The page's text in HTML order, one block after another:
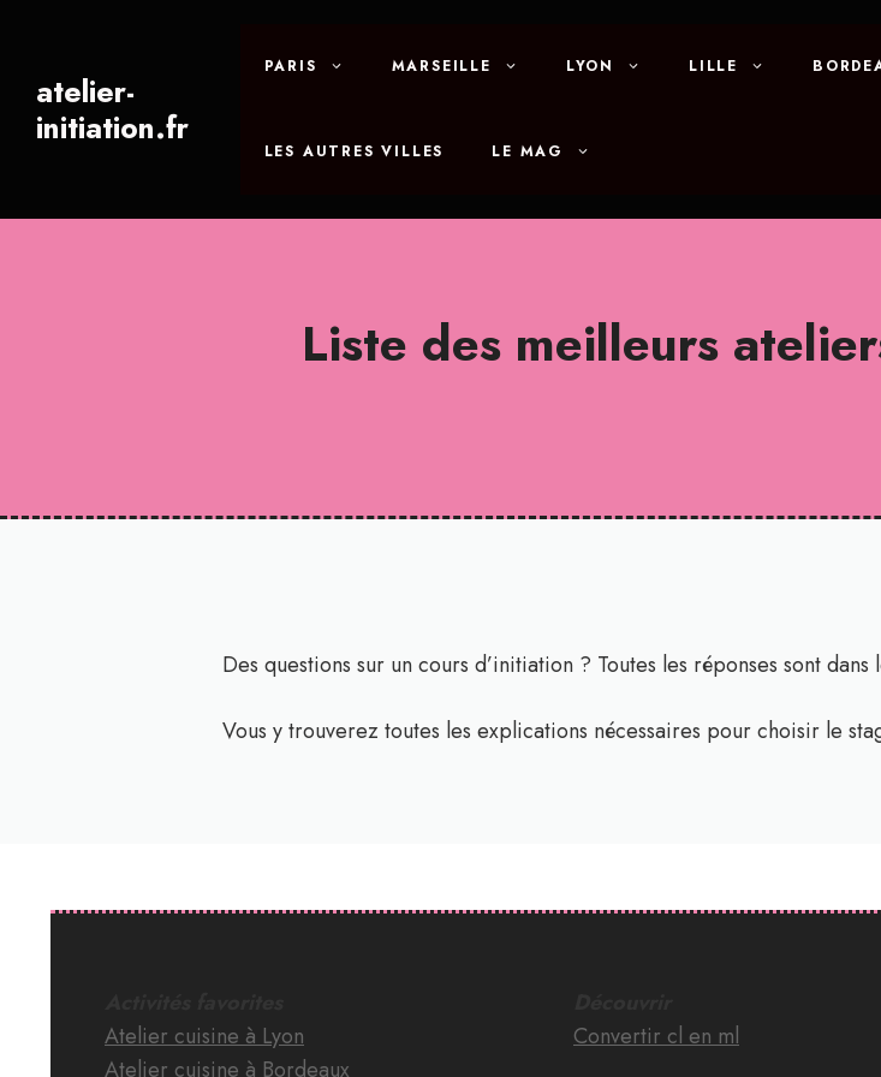
contenuatelier-
initiation.fr
PARIS MARSEILLE LYON LILLE
LES AUTRES VILLES LE MAG
Liste des meilleurs
Des questions sur un cours d’initiation ? Toutes les réponses sont
Vous y trouverez toutes les explications nécessaires pour choisir le
Atelier cuisine à Lyon
Atelier cuisine à Bordeaux
Convertir cl en ml